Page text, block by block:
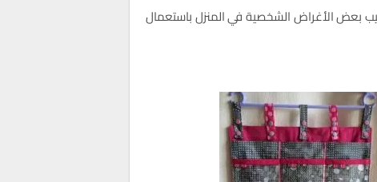
بعض الأغراض الشخصية في المنزل باستعمال